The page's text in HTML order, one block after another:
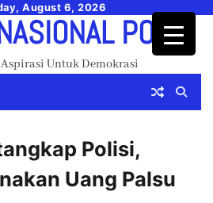
August 6, 2026
POS
Untuk Demokrasi
Polisi,
Uang Palsu